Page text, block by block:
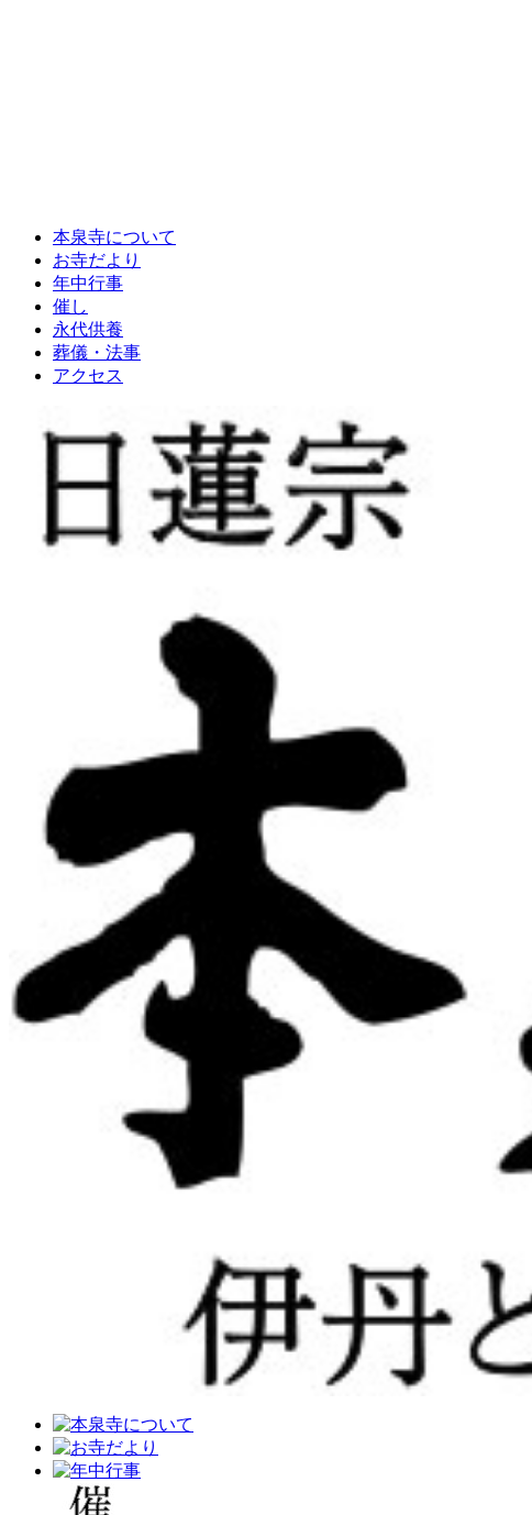
本泉寺について
お寺だより
年中行事
催し
永代供養
葬儀・法事
アクセス